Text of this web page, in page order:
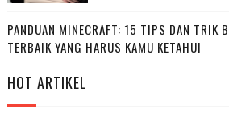
PANDUAN MINECRAFT: 15 TIPS DAN TRIK
TERBAIK YANG HARUS KAMU KETAHUI
HOT ARTIKEL